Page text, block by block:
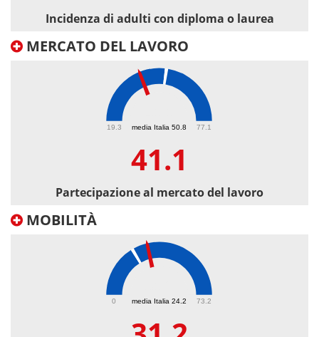
Incidenza di adulti con diploma o laurea
MERCATO DEL LAVORO
media Italia 50.8
19.3 77.1
41.1
Partecipazione al mercato del lavoro
MOBILITÀ
media Italia 24.2
0 73.2